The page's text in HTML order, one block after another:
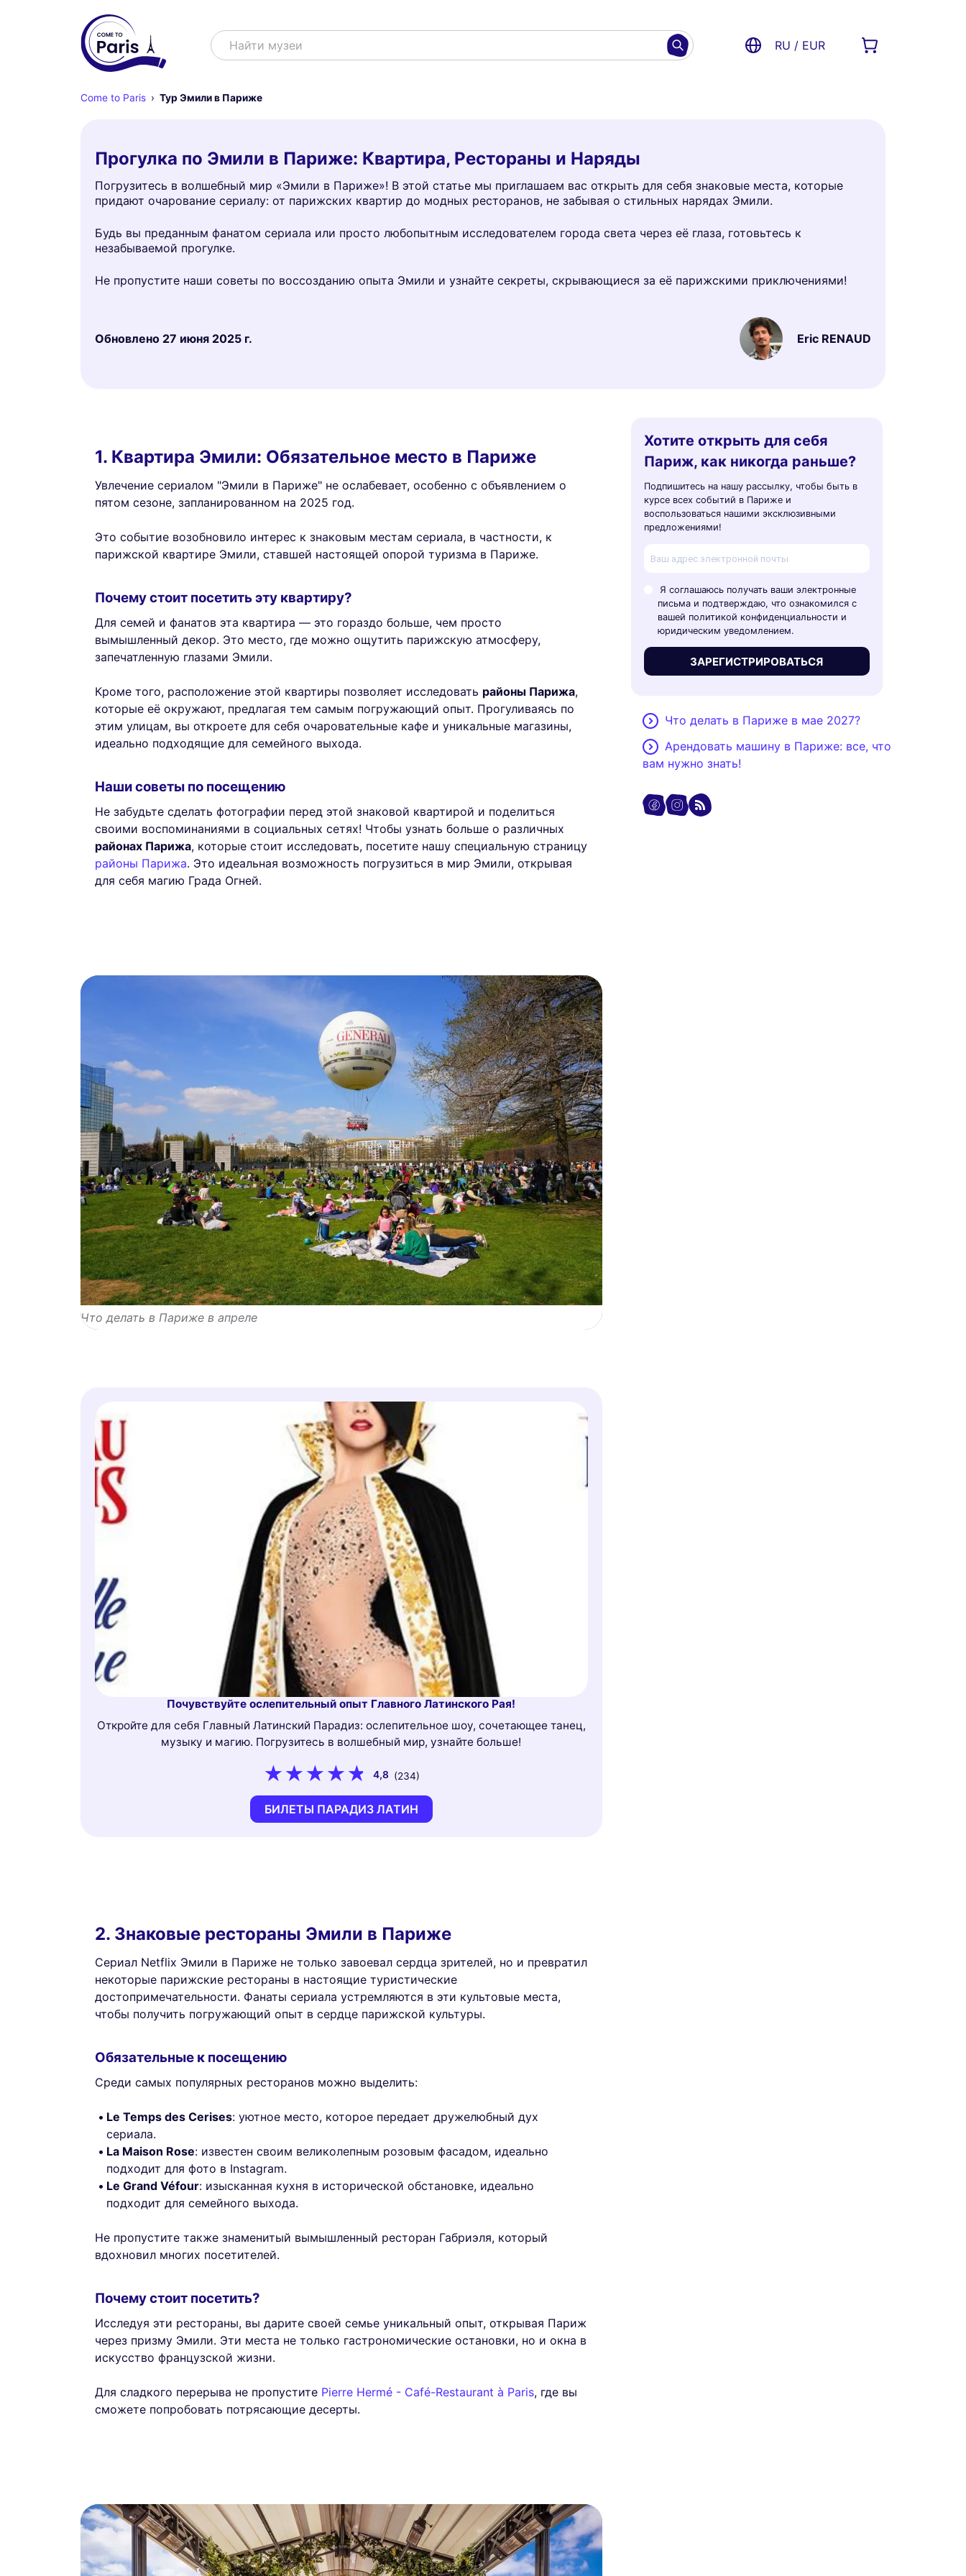
ПоискНайти RU / EUR
Come to Paris Тур Эмили в Париже
Прогулка по Эмили в Париже: Квартира, Рестораны и Наряды
Погрузитесь в волшебный мир «Эмили в Париже»! В этой статье мы приглашаем вас открыть для себя знаковые места, которые
придают очарование сериалу: от парижских квартир до модных ресторанов, не забывая о стильных нарядах Эмили.
Будь вы преданным фанатом сериала или просто любопытным исследователем города света через её глаза, готовьтесь к
незабываемой прогулке.
Не пропустите наши советы по воссозданию опыта Эмили и узнайте секреты, скрывающиеся за её парижскими приключениями!
Обновлено 27 июня 2025 г. Eric RENAUD
1. Квартира Эмили: Обязательное место в Париже
Увлечение сериалом "Эмили в Париже" не ослабевает, особенно с объявлением о
пятом сезоне, запланированном на 2025 год.
Это событие возобновило интерес к знаковым местам сериала, в частности, к
парижской квартире Эмили, ставшей настоящей опорой туризма в Париже.
Почему стоит посетить эту квартиру?
Для семей и фанатов эта квартира — это гораздо больше, чем просто
вымышленный декор. Это место, где можно ощутить парижскую атмосферу,
запечатленную глазами Эмили.
Кроме того, расположение этой квартиры позволяет исследовать районы Парижа,
которые её окружают, предлагая тем самым погружающий опыт. Прогуливаясь по
этим улицам, вы откроете для себя очаровательные кафе и уникальные магазины,
идеально подходящие для семейного выхода.
Наши советы по посещению
Не забудьте сделать фотографии перед этой знаковой квартирой и поделиться
своими воспоминаниями в социальных сетях! Чтобы узнать больше о различных
районах Парижа, которые стоит исследовать, посетите нашу специальную страницу
районы Парижа. Это идеальная возможность погрузиться в мир Эмили, открывая
для себя магию Града Огней.
Что делать в Париже в апреле
Почувствуйте ослепительный опыт Главного Латинского Рая!
Откройте для себя Главный Латинский Парадиз: ослепительное шоу, сочетающее танец,
музыку и магию. Погрузитесь в волшебный мир, узнайте больше!
4,8 (234)
БИЛЕТЫ ПАРАДИЗ ЛАТИН
2. Знаковые рестораны Эмили в Париже
Сериал Netflix Эмили в Париже не только завоевал сердца зрителей, но и превратил
некоторые парижские рестораны в настоящие туристические
достопримечательности. Фанаты сериала устремляются в эти культовые места,
чтобы получить погружающий опыт в сердце парижской культуры.
Обязательные к посещению
Среди самых популярных ресторанов можно выделить:
Le Temps des Cerises: уютное место, которое передает дружелюбный дух
сериала.
La Maison Rose: известен своим великолепным розовым фасадом, идеально
подходит для фото в Instagram.
Le Grand Véfour: изысканная кухня в исторической обстановке, идеально
подходит для семейного выхода.
Не пропустите также знаменитый вымышленный ресторан Габриэля, который
вдохновил многих посетителей.
Почему стоит посетить?
Исследуя эти рестораны, вы дарите своей семье уникальный опыт, открывая Париж
через призму Эмили. Эти места не только гастрономические остановки, но и окна в
искусство французской жизни.
Для сладкого перерыва не пропустите Pierre Hermé - Café-Restaurant à Paris, где вы
сможете попробовать потрясающие десерты.
Хотите открыть для себя
Париж, как никогда раньше?
Подпишитесь на нашу рассылку, чтобы быть в
курсе всех событий в Париже и
воспользоваться нашими эксклюзивными
предложениями!
Я соглашаюсь получать ваши электронные
письма и подтверждаю, что ознакомился с
вашей политикой конфиденциальности и
юридическим уведомлением.
ЗАРЕГИСТРИРОВАТЬСЯ
Что делать в Париже в мае 2027?
Арендовать машину в Париже: все, что
вам нужно знать!